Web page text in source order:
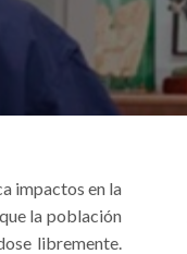
impactos en la
la población
libremente.